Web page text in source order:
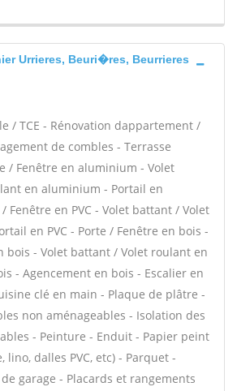
Urrieres, Beuri�res, Beurrieres
/ TCE - Rénovation dappartement /
de combles - Terrasse
/ Fenêtre en aluminium - Volet
en aluminium - Portail en
Fenêtre en PVC - Volet battant / Volet
en PVC - Porte / Fenêtre en bois -
bois - Volet battant / Volet roulant en
- Agencement en bois - Escalier en
clé en main - Plaque de plâtre -
non aménageables - Isolation des
- Peinture - Enduit - Papier peint
lino, dalles PVC, etc) - Parquet -
garage - Placards et rangements